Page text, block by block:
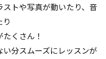
トや写真が動いたり、音
くさん！
分スムーズにレッスンが